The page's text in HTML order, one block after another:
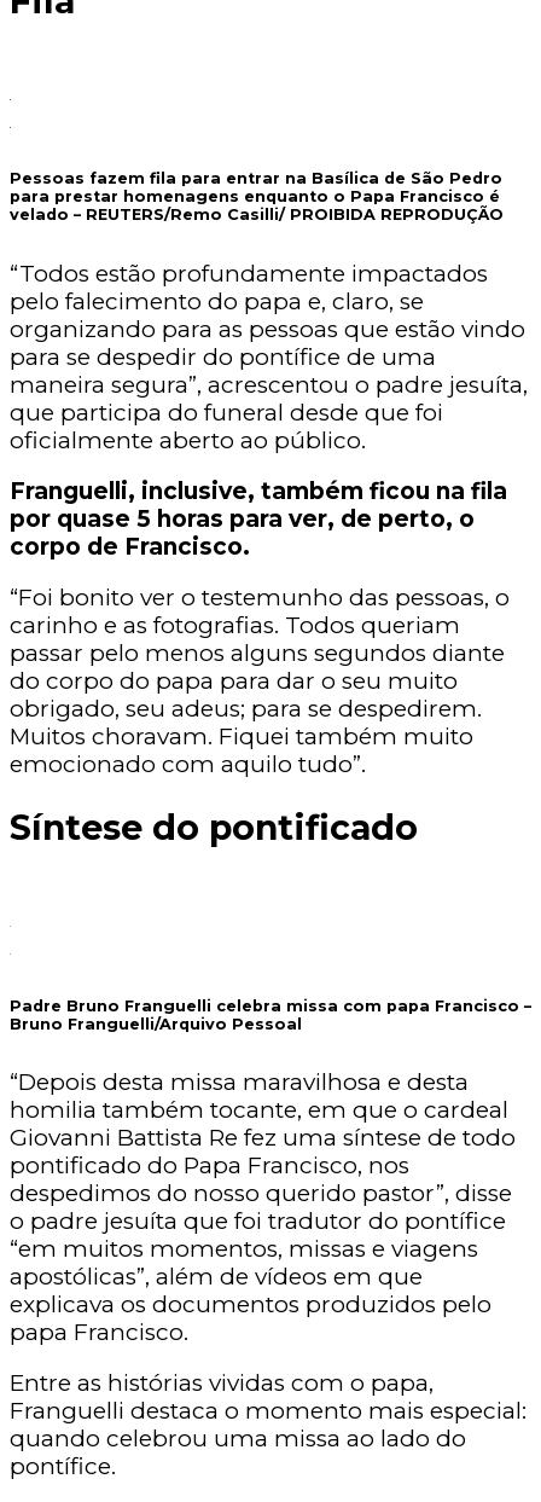
Pessoas fazem fila para entrar na Basílica de São Pedro
para prestar homenagens enquanto o Papa Francisco é
velado – REUTERS/Remo Casilli/ PROIBIDA REPRODUÇÃO
“Todos estão profundamente impactados
pelo falecimento do papa e, claro, se
organizando para as pessoas que estão vindo
para se despedir do pontífice de uma
maneira segura”, acrescentou o padre jesuíta,
que participa do funeral desde que foi
oficialmente aberto ao público.
Franguelli, inclusive, também ficou na fila
por quase 5 horas para ver, de perto, o
corpo de Francisco.
“Foi bonito ver o testemunho das pessoas, o
carinho e as fotografias. Todos queriam
passar pelo menos alguns segundos diante
do corpo do papa para dar o seu muito
obrigado, seu adeus; para se despedirem.
Muitos choravam. Fiquei também muito
emocionado com aquilo tudo”.
Síntese do pontificado
Padre Bruno Franguelli celebra missa com papa Francisco –
Bruno Franguelli/Arquivo Pessoal
“Depois desta missa maravilhosa e desta
homilia também tocante, em que o cardeal
Giovanni Battista Re fez uma síntese de todo
pontificado do Papa Francisco, nos
despedimos do nosso querido pastor”, disse
o padre jesuíta que foi tradutor do pontífice
“em muitos momentos, missas e viagens
apostólicas”, além de vídeos em que
explicava os documentos produzidos pelo
papa Francisco.
Entre as histórias vividas com o papa,
Franguelli destaca o momento mais especial:
quando celebrou uma missa ao lado do
pontífice.